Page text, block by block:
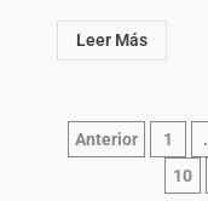
Leer Más
Anterior 1
10